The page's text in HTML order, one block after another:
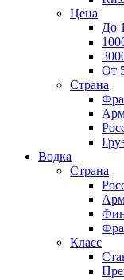
Цена
До
От
Страна
Водка
Страна
Класс